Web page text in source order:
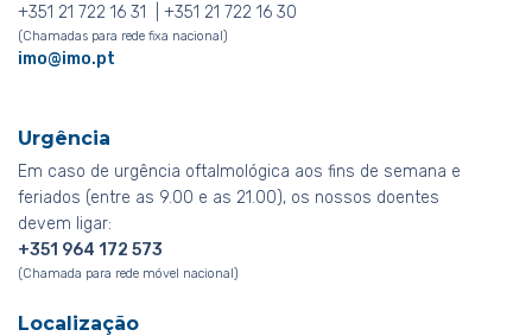
+351 21 722 16 31 | +351 21 722 16 30
(Chamadas para rede fixa nacional)
imo@imo.pt
Urgência
Em caso de urgência oftalmológica aos fins de semana e
feriados (entre as 9.00 e as 21.00), os nossos doentes
devem ligar:
+351 964 172 573
(Chamada para rede móvel nacional)
Localização